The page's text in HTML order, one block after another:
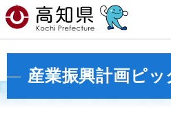
産業振興計画ピ